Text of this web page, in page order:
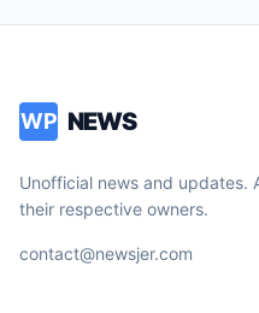
WP NEWS
Unofficial news and updates.
their respective owners.
contact@newsjer.com